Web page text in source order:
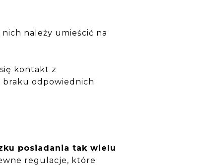
należy umieścić na
kontakt z
braku odpowiednich
posiadania tak wielu
regulacje, które